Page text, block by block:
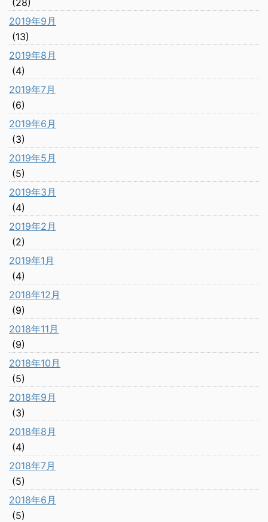
(28)
2019年9月
(13)
2019年8月
(4)
2019年7月
(6)
2019年6月
(3)
2019年5月
(5)
2019年3月
(4)
2019年2月
(2)
2019年1月
(4)
2018年12月
(9)
2018年11月
(9)
2018年10月
(5)
2018年9月
(3)
2018年8月
(4)
2018年7月
(5)
2018年6月
(5)